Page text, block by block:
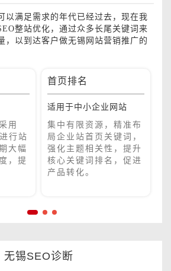
以满足需求的年代已经过去，现在我
整站优化，通过众多长尾关键词来
，以到达客户做无锡网站营销推广的
用
行站
大幅
，提
首页排名
适用于中小企业网站
集中有限资源，精准布
局企业站首页关键词，
强化主题相关性，提升
核心关键词排名，促进
产品转化。
无锡SEO诊断